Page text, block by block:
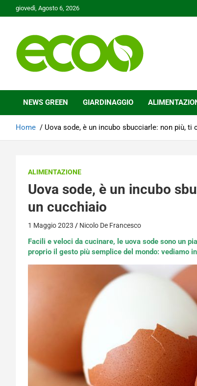
to
giovedì, Agosto 6, 2026
Ecoo.it
NEWS GREEN GIARDINAGGIO
Home Uova sode, è un incubo sbucciarle: non più,
ALIMENTAZIONE
Uova sode, è un incubo
un cucchiaio
1 Maggio 2023 Nicolo De Francesco
Facili e veloci da cucinare, le uova sode sono un
proprio il gesto più semplice del mondo: vediamo